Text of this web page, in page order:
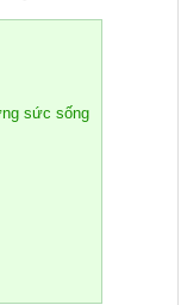
sức sống